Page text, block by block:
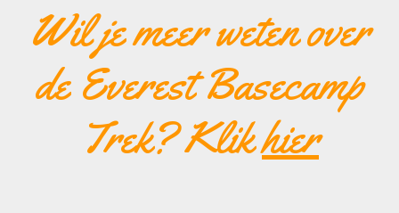
Wil je meer weten over
de Everest Basecamp
Trek? Klikhier